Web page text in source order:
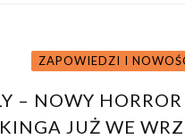
ZAPOWIEDZI I
– NOWY
KINGA JUŻ WE